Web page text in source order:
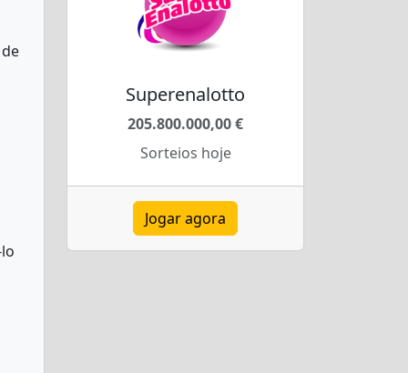
Superenalotto
205.800.000,00 €
Sorteios hoje
Jogar agora